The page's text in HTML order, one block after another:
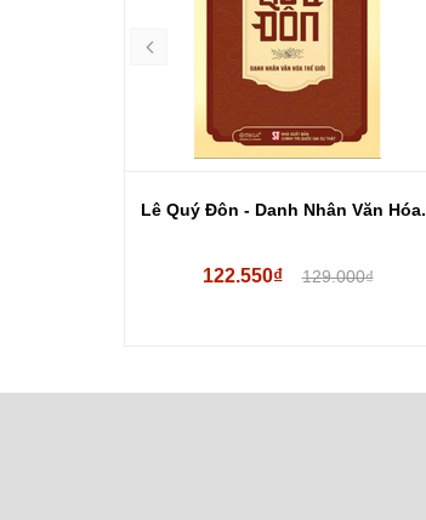
Lê Quý Đôn - Danh Nhân Văn
122.550₫ 129.000₫